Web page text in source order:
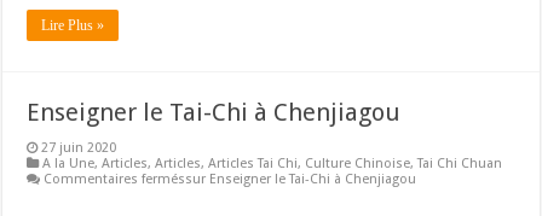
Lire Plus »
Enseigner le Tai-Chi à Chenjiagou
27 juin 2020
A la Une,Articles,Articles,Articles Tai Chi, Culture Chinoise,Tai Chi Chuan
Commentaires ferméssur Enseigner le Tai-Chi à Chenjiagou